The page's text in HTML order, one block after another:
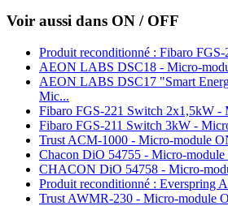
Voir aussi dans ON / OFF
Produit reconditionné : Fibaro
AEON LABS DSC18 - Micro-
AEON LABS DSC17 "Smart
Mic...
Fibaro FGS-221 Switch 2x1,5kW -
Fibaro FGS-211 Switch 3kW -
Trust ACM-1000 - Micro-module
Chacon DiO 54755 - Micro-
CHACON DiO 54758 - Micro-
Produit reconditionné : Everspring
Trust AWMR-230 - Micro-module